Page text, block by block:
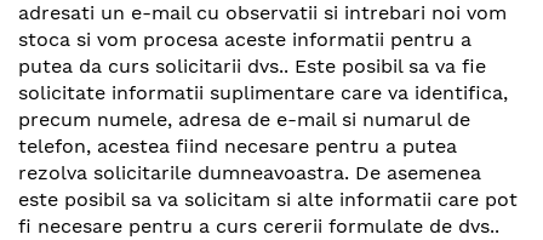
adresati un e-mail cu observatii si intrebari noi vom
stoca si vom procesa aceste informatii pentru a
putea da curs solicitarii dvs.. Este posibil sa va fie
solicitate informatii suplimentare care va identifica,
precum numele, adresa de e-mail si numarul de
telefon, acestea fiind necesare pentru a putea
rezolva solicitarile dumneavoastra. De asemenea
este posibil sa va solicitam si alte informatii care pot
fi necesare pentru a curs cererii formulate de dvs..